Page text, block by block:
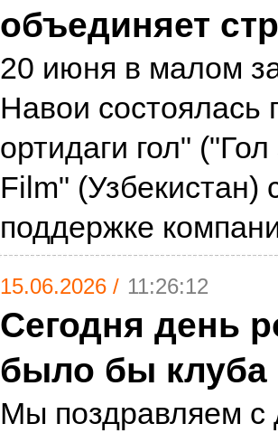
объединяет
20 июня в малом
Навои
ортидаги гол"
Film"
поддержке
15.06.2026 / 11:26:12
Сегодня день
было бы клуба
Мы поздравляем с